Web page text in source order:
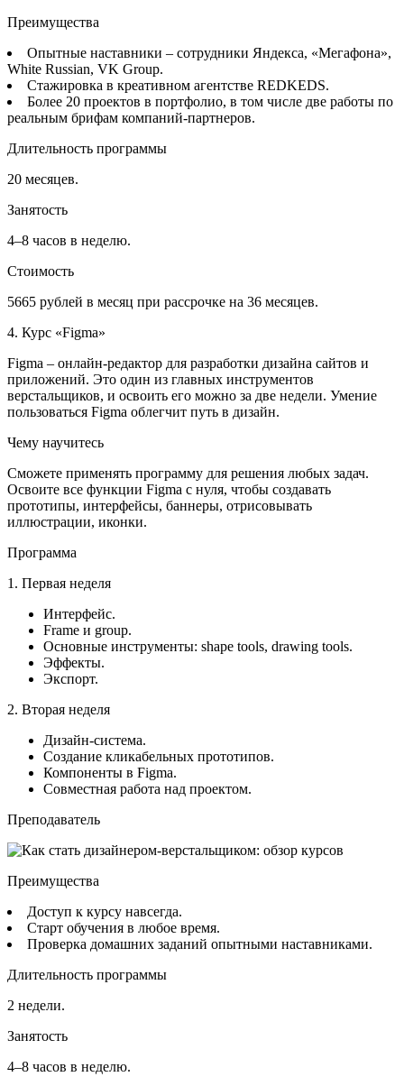
Преимущества
Опытные наставники – сотрудники Яндекса, «Мегафона»,
White Russian, VK Group.
Стажировка в креативном агентстве REDKEDS.
Более 20 проектов в портфолио, в том числе две работы по
реальным брифам компаний-партнеров.
Длительность программы
20 месяцев.
Занятость
4–8 часов в неделю.
Стоимость
5665 рублей в месяц при рассрочке на 36 месяцев.
4. Курс «Figma»
Figma – онлайн-редактор для разработки дизайна сайтов и
приложений. Это один из главных инструментов
верстальщиков, и освоить его можно за две недели. Умение
пользоваться Figma облегчит путь в дизайн.
Чему научитесь
Сможете применять программу для решения любых задач.
Освоите все функции Figma с нуля, чтобы создавать
прототипы, интерфейсы, баннеры, отрисовывать
иллюстрации, иконки.
Программа
1. Первая неделя
Интерфейс.
Frame и group.
Основные инструменты: shape tools, drawing tools.
Эффекты.
Экспорт.
2. Вторая неделя
Дизайн-система.
Создание кликабельных прототипов.
Компоненты в Figma.
Совместная работа над проектом.
Преподаватель
Преимущества
Доступ к курсу навсегда.
Старт обучения в любое время.
Проверка домашних заданий опытными наставниками.
Длительность программы
2 недели.
Занятость
4–8 часов в неделю.